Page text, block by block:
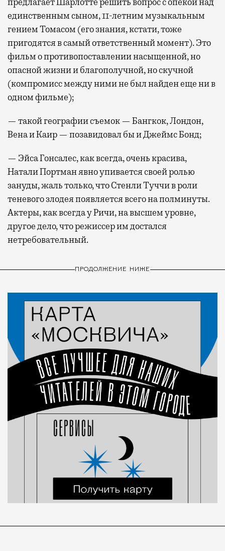
единственным сыном, 11-летним музыкальным
гением Томасом (его знания, кстати, тоже
пригодятся в самый ответственный момент). Это
фильм о противопоставлении насыщенной, но
опасной жизни и благополучной, но скучной
(компромисс между ними не был найден еще ни в
одном фильме);
— такой географии съемок — Бангкок, Лондон,
Вена и Каир — позавидовал бы и Джеймс Бонд;
— Эйса Гонсалес, как всегда, очень красива,
Натали Портман явно упивается своей ролью
зануды, жаль только, что Стенли Туччи в роли
теневого злодея появляется всего на полминуты.
Актеры, как всегда у Ричи, на высшем уровне,
другое дело, что режиссер им достался
нетребовательный.
ПРОДОЛЖЕНИЕ НИЖЕ